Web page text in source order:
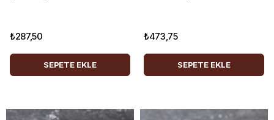
₺287,50
SEPETE EKLE
₺473,75
SEPETE EKLE